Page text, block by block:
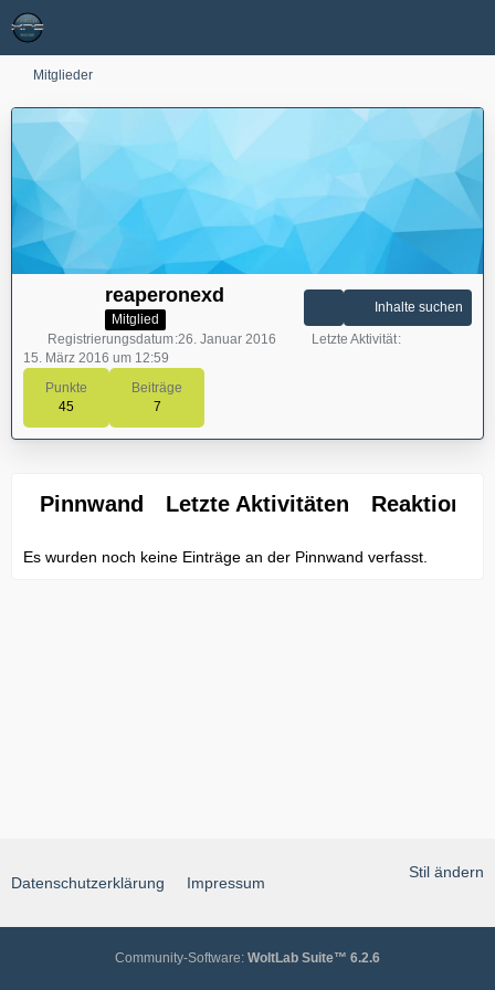
Mitglieder
reaperonexd
Mitglied
Punkte
45
Beiträge
7
Inhalte suchen
Registrierungsdatum 26. Januar 2016
Letzte Aktivität
15. März 2016 um 12:59
Pinnwand Letzte Aktivitäten Reaktionen
Es wurden noch keine Einträge an der Pinnwand verfasst.
Stil ändern
Datenschutzerklärung Impressum
Community-Software: WoltLab Suite™ 6.2.6